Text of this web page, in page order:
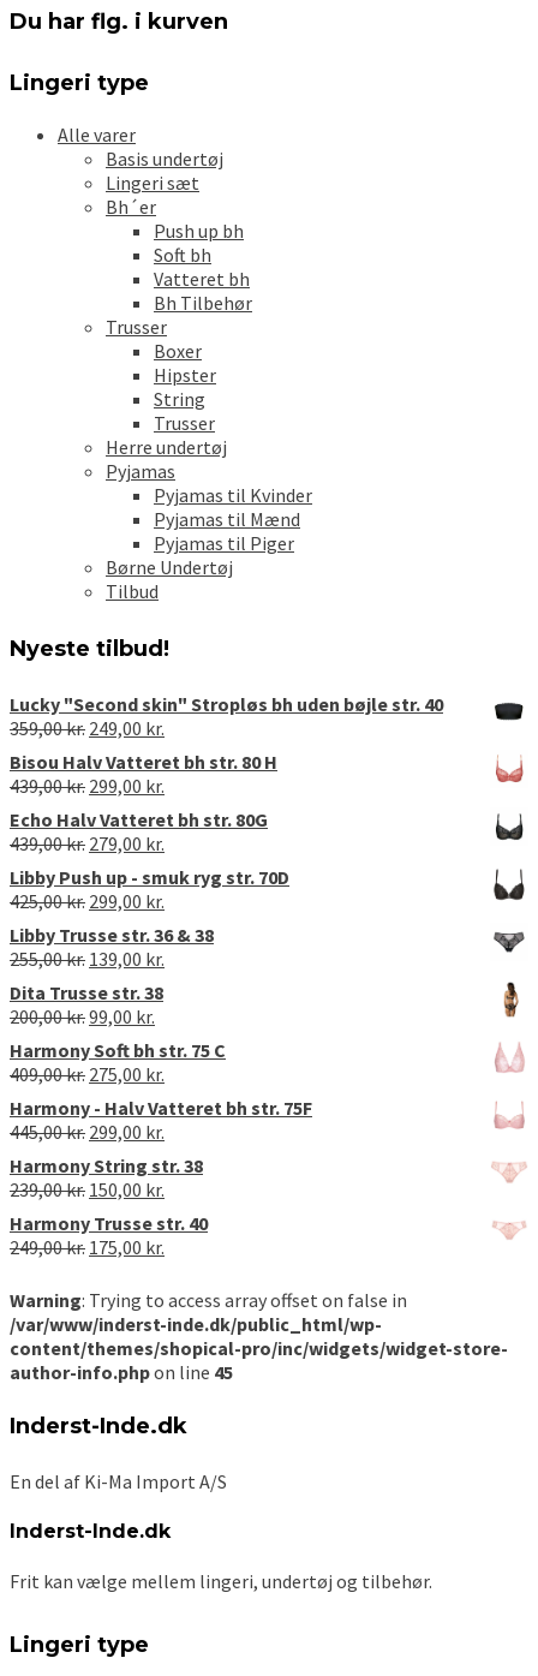
Mulighederne
kan
på
varesiden
Du har flg. i kurven
Lingeri type
Alle varer
Basis undertøj
Lingeri sæt
Bh´er
Push up bh
Soft bh
Vatteret bh
Bh Tilbehør
Trusser
Boxer
Hipster
String
Trusser
Herre undertøj
Pyjamas
Pyjamas til Kvinder
Pyjamas til Mænd
Pyjamas til Piger
Børne Undertøj
Tilbud
Nyeste tilbud!
Lucky "Second skin" Stropløs bh uden bøjle str. 40
359,00kr. Den
oprindelige
pris
var:
359,00 kr..
249,00 kr.
aktuelle
pris
er:
249,00 kr..
Bisou Halv Vatteret bh str. 80 H
439,00kr. Den
oprindelige
pris
var:
439,00 kr..
299,00 kr.
aktuelle
pris
er:
299,00 kr..
Echo Halv Vatteret bh str. 80G
439,00kr. Den
oprindelige
pris
var:
439,00 kr..
279,00 kr.
aktuelle
pris
er:
279,00 kr..
Libby Push up - smuk ryg str. 70D
425,00kr. Den
oprindelige
pris
var:
425,00 kr..
299,00 kr.
aktuelle
pris
er:
Libby Trusse str. 36 & 38
255,00kr. Den
oprindelige
pris
var:
255,00 kr..
139,00 kr.
139,00 kr..
Dita Trusse str. 38
200,00kr.Den
oprindelige
pris
var:
200,00 kr..
99,00 kr.
aktuelle
pris
er:
99,00 kr..
Harmony Soft bh str. 75 C
409,00kr. Den
oprindelige
pris
var:
409,00 kr..
275,00 kr.
aktuelle
pris
er:
275,00 kr..
Harmony - Halv Vatteret bh str. 75F
445,00kr. Den
oprindelige
pris
var:
445,00 kr..
299,00 kr.
aktuelle
pris
er:
299,00 kr..
Harmony String str. 38
239,00kr. Den
oprindelige
pris
var:
150,00 kr.
aktuelle
pris
er:
Harmony Trusse str. 40
249,00kr. Den
pris
var:
249,00 kr..
175,00 kr.
pris
er:
175,00 kr..
Warning: Trying to access array offset on false in
/var/www/inderst-inde.dk/public_html/wp-
content/themes/shopical-pro/inc/widgets/widget-store-
author-info.phpon line 45
Inderst-Inde.dk
En del af Ki-Ma Import A/S
Inderst-Inde.dk
Frit kan vælge mellem lingeri, undertøj og tilbehør.
Lingeri type